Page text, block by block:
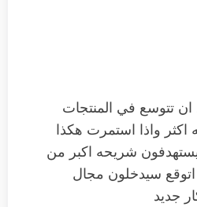
تتوسع في المنتجات
اكثر واذا استمرت هكذا
شريحه اكبر من
اتوقع سيدخلون مجال
جديد